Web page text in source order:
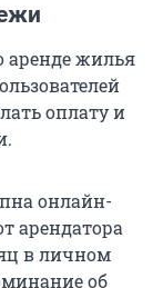
аренде жилья
оплату и
онлайн-
арендатора
в личном
об